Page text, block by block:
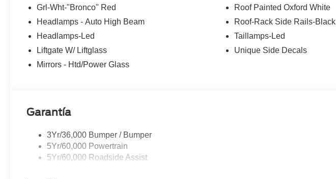
Grl-Wht-"Bronco" Red
Headlamps - Auto High Beam
Headlamps-Led
Liftgate W/ Liftglass
Mirrors - Htd/Power Glass
Roof Painted Oxford White
Roof-Rack Side Rails-Black
Taillamps-Led
Unique Side Decals
Garantía
3Yr/36,000 Bumper / Bumper
5Yr/60,000 Powertrain
5Yr/60,000 Roadside Assist